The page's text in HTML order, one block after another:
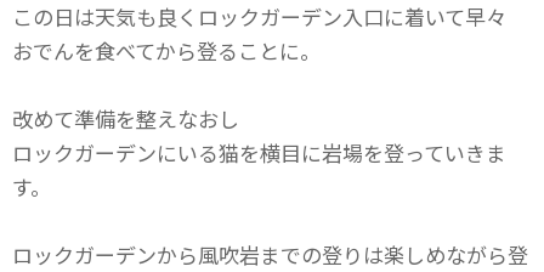
この日は天気も良くロックガーデン入口に着いて早々
おでんを食べてから登ることに。
改めて準備を整えなおし
ロックガーデンにいる猫を横目に岩場を登っていきま
す。
ロックガーデンから風吹岩までの登りは楽しめながら登